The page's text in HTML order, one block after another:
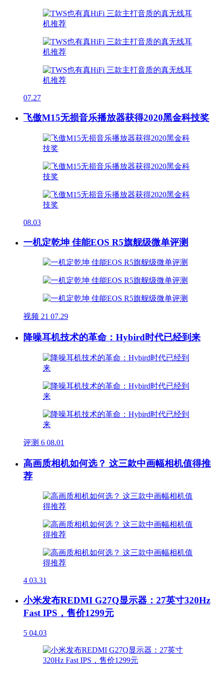
07.27
飞傲M15无损音乐播放器获得2020黑金科技奖
08.03
一机定乾坤 佳能EOS R5旗舰级微单评测
视频 21 07.29
降噪耳机技术的革命：Hybird时代已经到来
评测 6 08.01
高画质相机如何选？ 这三款中画幅相机值得推
荐
4 03.31
小米发布REDMI G27Q显示器：27英寸320Hz
Fast IPS，售价1299元
5 04.03